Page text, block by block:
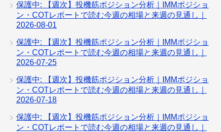
保護中: 【週次】投機筋ポジション分析｜IMMポジショ
ン・COTレポートで読む今週の相場と来週の見通し｜
2026-08-01
保護中: 【週次】投機筋ポジション分析｜IMMポジショ
ン・COTレポートで読む今週の相場と来週の見通し｜
2026-07-25
保護中: 【週次】投機筋ポジション分析｜IMMポジショ
ン・COTレポートで読む今週の相場と来週の見通し｜
2026-07-18
保護中: 【週次】投機筋ポジション分析｜IMMポジショ
ン・COTレポートで読む今週の相場と来週の見通し｜